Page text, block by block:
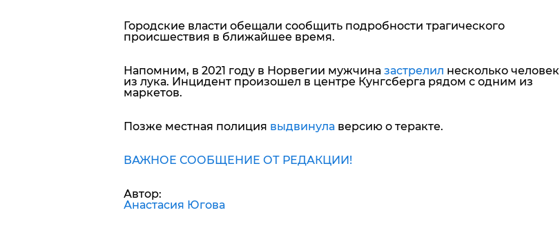
Городские власти обещали сообщить подробности трагического
происшествия в ближайшее время.
Напомним, в 2021 году в Норвегии мужчина застрелил несколько человек
из лука. Инцидент произошел в центре Кунгсберга рядом с одним из
маркетов.
Позже местная полиция выдвинула версию о теракте.
ВАЖНОЕ СООБЩЕНИЕ ОТ РЕДАКЦИИ!
Автор:
Анастасия Югова